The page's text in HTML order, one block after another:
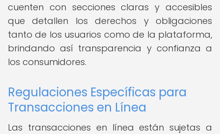
cuenten con secciones claras y accesibles
que detallen los derechos y obligaciones
tanto de los usuarios como de la plataforma,
brindando así transparencia y confianza a
los consumidores.
Regulaciones Específicas para
Transacciones en Línea
Las transacciones en línea están sujetas a